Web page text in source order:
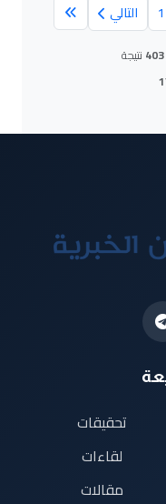
التالي
403 نتيجة
تحقيقات
لقاءات
مقالات